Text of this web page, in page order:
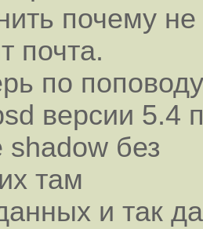
почему не
почта.
по
версии 5.4
без
там
и так